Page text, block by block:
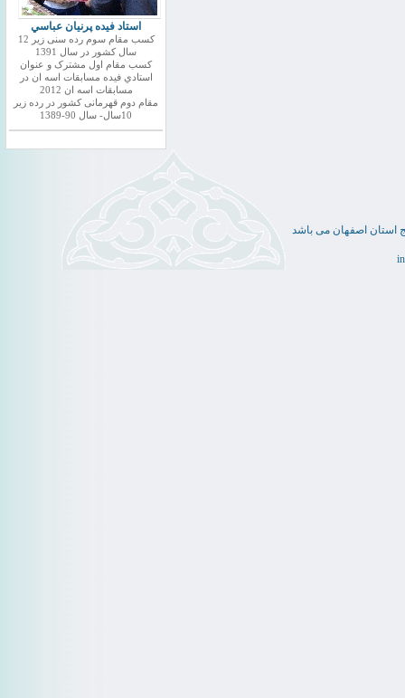
استاد فيده پرنيان عباسي
کسب مقام سوم رده سنی زیر 12
سال کشور در سال 1391
کسب مقام اول مشترک و عنوان
استادي فيده مسابقات اسه ان در
مسابقات اسه ان 2012
مقام دوم قهرمانی کشور در رده زیر
10سال- سال 90-1389
استان اصفهان می باشد